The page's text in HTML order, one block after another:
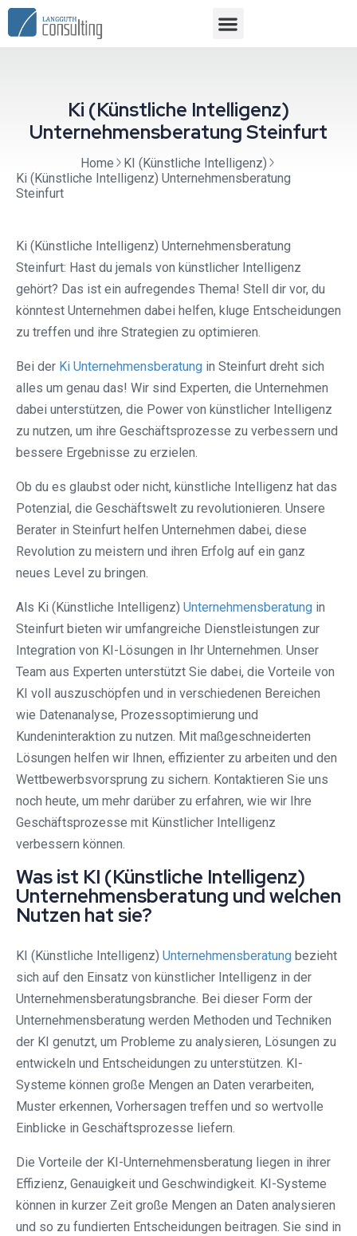
Ki (Künstliche Intelligenz)
Unternehmensberatung Steinfurt⁠
Home
KI (Künstliche Intelligenz)
Ki (Künstliche Intelligenz) Unternehmensberatung
Steinfurt⁠
Ki (Künstliche Intelligenz) Unternehmensberatung
Steinfurt⁠: Hast du jemals von künstlicher Intelligenz
gehört? Das ist ein aufregendes Thema! Stell dir vor, du
könntest Unternehmen dabei helfen, kluge Entscheidungen
zu treffen und ihre Strategien zu optimieren.
Bei der Ki Unternehmensberatung in Steinfurt dreht sich
alles um genau das! Wir sind Experten, die Unternehmen
dabei unterstützen, die Power von künstlicher Intelligenz
zu nutzen, um ihre Geschäftsprozesse zu verbessern und
bessere Ergebnisse zu erzielen.
Ob du es glaubst oder nicht, künstliche Intelligenz hat das
Potenzial, die Geschäftswelt zu revolutionieren. Unsere
Berater in Steinfurt helfen Unternehmen dabei, diese
Revolution zu meistern und ihren Erfolg auf ein ganz
neues Level zu bringen.
Als Ki (Künstliche Intelligenz) Unternehmensberatung in
Steinfurt bieten wir umfangreiche Dienstleistungen zur
Integration von KI-Lösungen in Ihr Unternehmen. Unser
Team aus Experten unterstützt Sie dabei, die Vorteile von
KI voll auszuschöpfen und in verschiedenen Bereichen
wie Datenanalyse, Prozessoptimierung und
Kundeninteraktion zu nutzen. Mit maßgeschneiderten
Lösungen helfen wir Ihnen, effizienter zu arbeiten und den
Wettbewerbsvorsprung zu sichern. Kontaktieren Sie uns
noch heute, um mehr darüber zu erfahren, wie wir Ihre
Geschäftsprozesse mit Künstlicher Intelligenz
verbessern können.
Was ist KI (Künstliche Intelligenz)
Unternehmensberatung und welchen
Nutzen hat sie?
KI (Künstliche Intelligenz) Unternehmensberatung bezieht
sich auf den Einsatz von künstlicher Intelligenz in der
Unternehmensberatungsbranche. Bei dieser Form der
Unternehmensberatung werden Methoden und Techniken
der KI genutzt, um Probleme zu analysieren, Lösungen zu
entwickeln und Entscheidungen zu unterstützen. KI-
Systeme können große Mengen an Daten verarbeiten,
Muster erkennen, Vorhersagen treffen und so wertvolle
Einblicke in Geschäftsprozesse liefern.
Die Vorteile der KI-Unternehmensberatung liegen in ihrer
Effizienz, Genauigkeit und Geschwindigkeit. KI-Systeme
können in kurzer Zeit große Mengen an Daten analysieren
und so zu fundierten Entscheidungen beitragen. Sie sind in